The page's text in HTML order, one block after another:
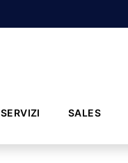
SERVIZI SALES